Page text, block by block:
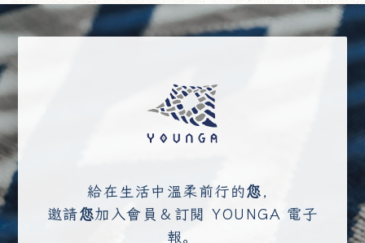
給在生活中溫柔前行的您，
邀請您加入會員＆訂閱 YOUNGA 電子
報。